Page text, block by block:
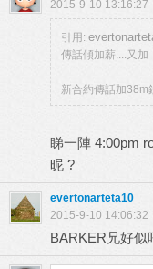
2015-9-10 13:16:27
引用:
傳話傾加薪....又加
新合約傳話加
睇一陣 4:00pm
昵 ?
evertonarteta10
2015-9-10 14:06:32
BARKER兄好似